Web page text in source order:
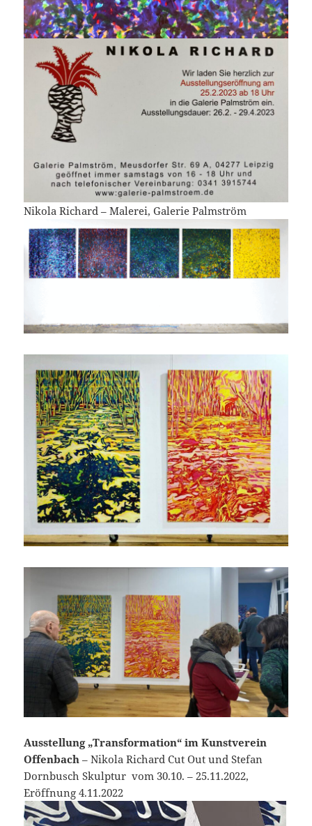
Nikola Richard – Malerei, Galerie Palmström
Ausstellung „Transformation“ im Kunstverein
Offenbach – Nikola Richard Cut Out und Stefan
Dornbusch Skulptur vom 30.10. – 25.11.2022,
Eröffnung 4.11.2022